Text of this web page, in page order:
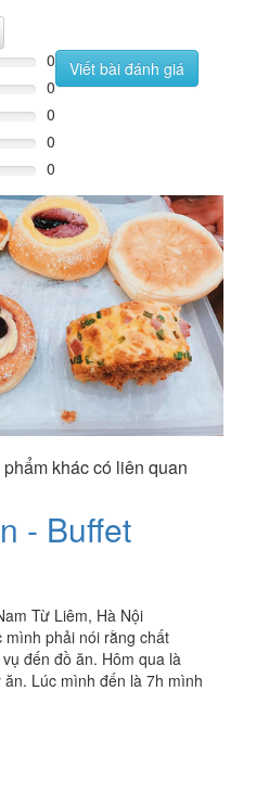
0
0
0
0
0
Viết bài đánh giá
khác có liên quan
- Buffet
Từ Liêm, Hà Nội
mình phải nói rằng chất
đến đồ ăn. Hôm qua là
Lúc mình đến là 7h mình